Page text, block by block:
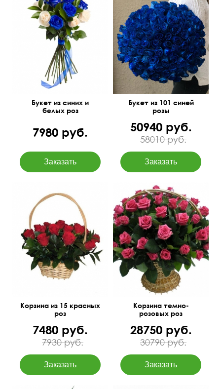
60 см 35 см
Букет из синих и
белых роз
7980 руб.
5 см 70 см
Букет из 101 синей
розы
50940 руб.
58010 руб.
С рускусом
45 см
35 см
Корзина из 15 красных
роз
7480 руб.
7930 руб.
75 см 65 см
Корзина темно-
розовых роз
28750 руб.
30790 руб.